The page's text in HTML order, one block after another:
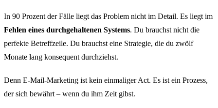
In 90 Prozent der Fälle liegt das Problem nicht im Detail. Es liegt im
Fehlen eines durchgehaltenen Systems. Du brauchst nicht die
perfekte Betreffzeile. Du brauchst eine Strategie, die du zwölf
Monate lang konsequent durchziehst.
Denn E-Mail-Marketing ist kein einmaliger Act. Es ist ein Prozess,
der sich bewährt – wenn du ihm Zeit gibst.